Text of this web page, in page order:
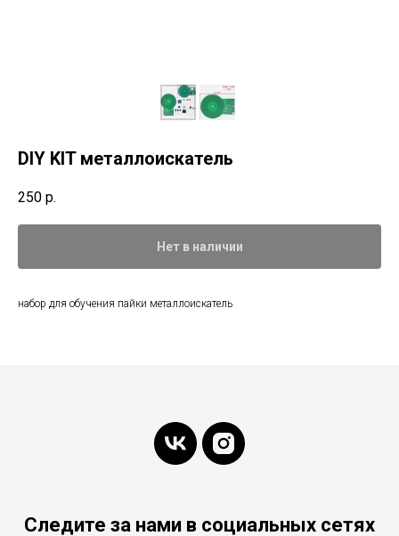
DIY KIT металлоискатель
250 р.
Нет в наличии
набор для обучения пайки металлоискатель
Следите за нами в социальных сетях